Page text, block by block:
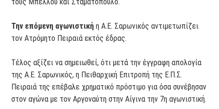
τους Μπέλλου και Σταματόπουλο.
Την επόμενη αγωνιστική η Α.Ε. Σαρωνικός αντιμετωπίζει
τον Ατρόμητο Πειραιά εκτός έδρας.
Τέλος αξίζει να σημειωθεί, ότι μετά την έγγραφη απολογία
της Α.Ε. Σαρωνικός, η Πειθαρχική Επιτροπή της Ε.Π.Σ.
Πειραιά της επέβαλε χρηματικό πρόστιμο για όσα συνέβησαν
στον αγώνα με τον Αργοναύτη στην Αίγινα την 7η αγωνιστική.